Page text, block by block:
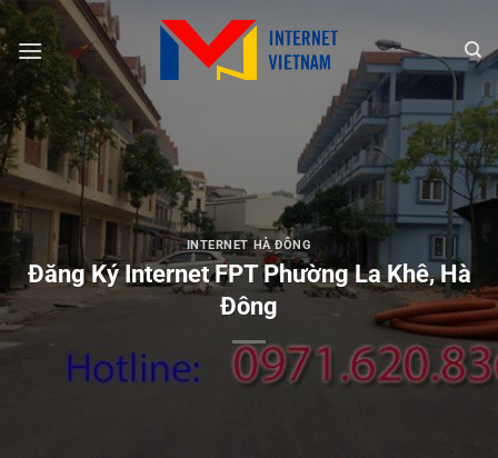
Chuyển
đến
nội
dung
INTERNET HÀ ĐÔNG
Đăng Ký Internet FPT Phường La Khê, Hà
Đông